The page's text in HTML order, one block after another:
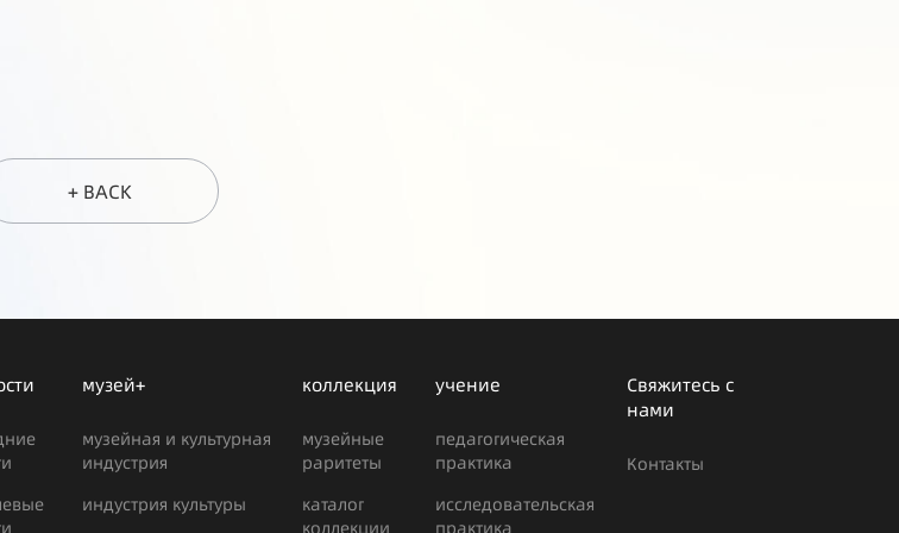
+ BACK
музей+
музейная и культурная
индустрия
индустрия культуры
коллекция
музейные
раритеты
каталог
коллекции
учение
педагогическая
практика
исследовательская
практика
Свяжитесь с
нами
Контакты